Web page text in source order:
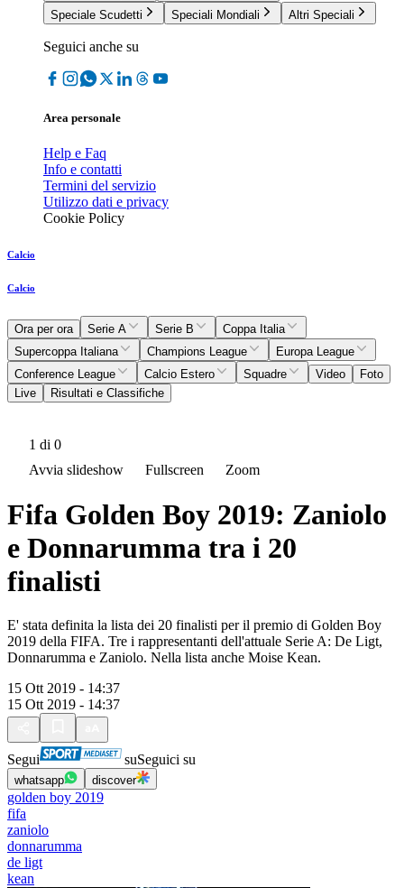
Speciale Scudetti
Speciali Mondiali Altri Speciali
Seguici anche su
Area personale
Help e Faq
Info e contatti
Termini del servizio
Utilizzo dati e privacy
Cookie Policy
Calcio
Calcio
Ora per ora Serie A Serie B
Coppa Italia
Supercoppa Italiana
Champions League
Europa League
Conference League
Calcio Estero Squadre Video
Foto
Live
Risultati e Classifiche
1 di 0
Avvia slideshow
Fullscreen Zoom
Fifa Golden Boy 2019: Zaniolo
e Donnarumma tra i 20
finalisti
E' stata definita la lista dei 20 finalisti per il premio di Golden Boy
2019 della FIFA. Tre i rappresentanti dell'attuale Serie A: De Ligt,
Donnarumma e Zaniolo. Nella lista anche Moise Kean.
15 Ott 2019 - 14:37
15 Ott 2019 - 14:37
Segui suSeguici su
whatsapp discover
golden boy 2019
fifa
zaniolo
donnarumma
de ligt
kean